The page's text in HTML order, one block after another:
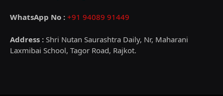
WhatsApp No : +91 94089 91449
Address : Shri Nutan Saurashtra Daily, Nr, Maharani
Laxmibai School, Tagor Road, Rajkot.